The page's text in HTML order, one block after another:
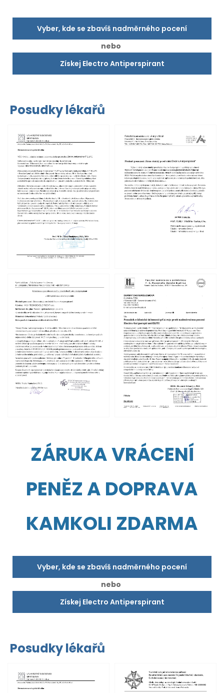
Vyber, kde se zbavíš nadměrného pocení
nebo
Získej Electro Antiperspirant
Posudky lékařů
ZÁRUKA VRÁCENÍ
PENĚZ A DOPRAVA
KAMKOLI ZDARMA
Vyber, kde se zbavíš nadměrného pocení
nebo
Získej Electro Antiperspirant
Posudky lékařů